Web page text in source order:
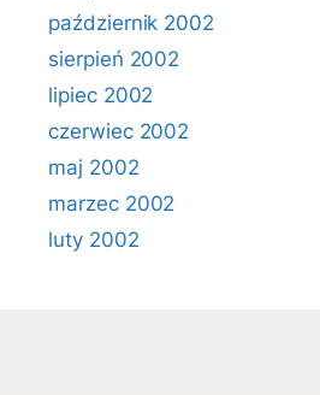
październik 2002
sierpień 2002
lipiec 2002
czerwiec 2002
maj 2002
marzec 2002
luty 2002